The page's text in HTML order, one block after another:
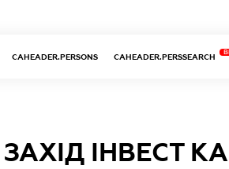
CAHEADER.PERSONS CAHEADER.PERSSEARCH
ЗАХІД ІНВЕСТ